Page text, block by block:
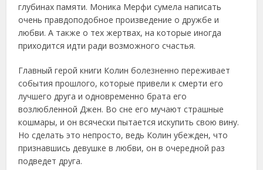
глубинах памяти. Моника Мерфи сумела написать
очень правдоподобное произведение о дружбе и
любви. А также о тех жертвах, на которые иногда
приходится идти ради возможного счастья.
Главный герой книги Колин болезненно переживает
события прошлого, которые привели к смерти его
лучшего друга и одновременно брата его
возлюбленной Джен. Во сне его мучают страшные
кошмары, и он всячески пытается искупить свою вину.
Но сделать это непросто, ведь Колин убежден, что
признавшись девушке в любви, он в очередной раз
подведет друга.